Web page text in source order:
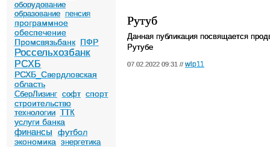
оборудование
образование пенсия
программное
обеспечение
Промсвязьбанк ПФР
Россельхозбанк
РСХБ
РСХБ_Свердловская
область
СберЛизинг софт спорт
строительство
технологии ТТК
услуги банка
финансы
футбол
экономика
энергетика
Рутуб
Данная публикация посвящается
Рутубе
07.02.2022 09:31 // wlp11